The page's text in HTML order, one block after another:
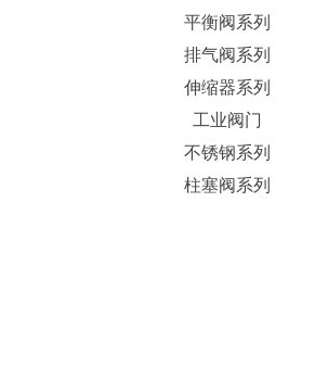
平衡阀系列
排气阀系列
伸缩器系列
工业阀门
不锈钢系列
柱塞阀系列